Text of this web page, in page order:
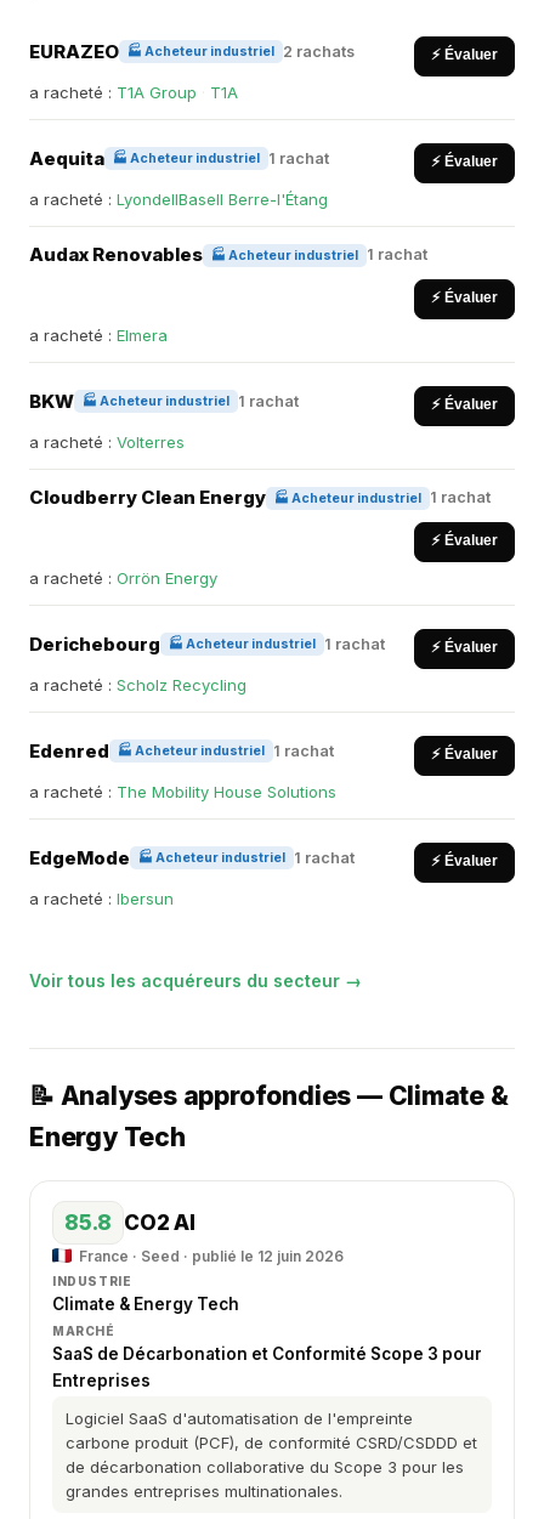
EURAZEO 🏭 Acheteur industriel 2 rachats ⚡ Évaluer
a racheté : T1A Group T1A
Aequita 🏭 Acheteur industriel 1 rachat ⚡ Évaluer
a racheté : LyondellBasell Berre-l'Étang
Audax Renovables 🏭 Acheteur industriel 1 rachat
⚡ Évaluer
a racheté : Elmera
BKW 🏭 Acheteur industriel 1 rachat ⚡ Évaluer
a racheté : Volterres
Cloudberry Clean Energy 🏭 Acheteur industriel 1 rachat
⚡ Évaluer
a racheté : Orrön Energy
Derichebourg 🏭 Acheteur industriel 1 rachat ⚡ Évaluer
a racheté : Scholz Recycling
Edenred 🏭 Acheteur industriel 1 rachat ⚡ Évaluer
a racheté : The Mobility House Solutions
EdgeMode 🏭 Acheteur industriel 1 rachat ⚡ Évaluer
a racheté : Ibersun
Voir tous les acquéreurs du secteur →
📝 Analyses approfondies — Climate &
Energy Tech
85.8 CO2 AI
France · Seed · publié le 12 juin 2026
INDUSTRIE
Climate & Energy Tech
MARCHÉ
SaaS de Décarbonation et Conformité Scope 3 pour
Entreprises
Logiciel SaaS d'automatisation de l'empreinte
carbone produit (PCF), de conformité CSRD/CSDDD et
de décarbonation collaborative du Scope 3 pour les
grandes entreprises multinationales.